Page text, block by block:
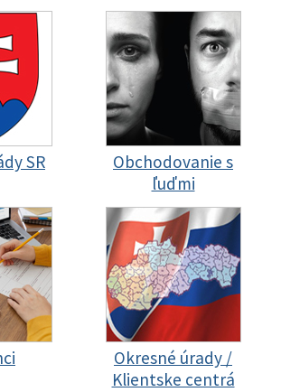
SR
Obchodovanie s
ľuďmi
Okresné úrady /
Klientske centrá